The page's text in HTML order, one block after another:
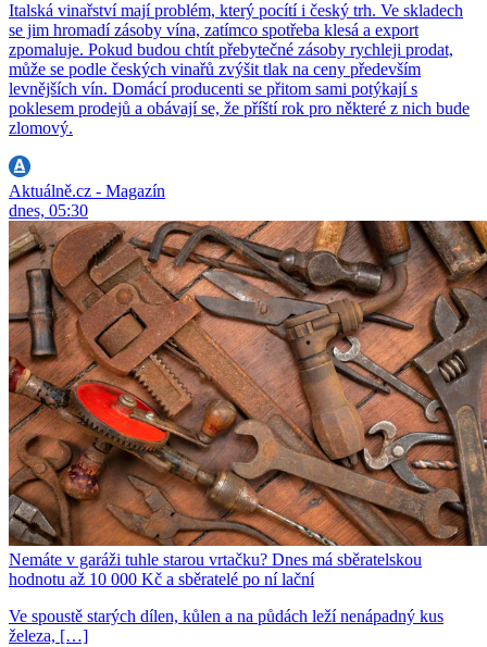
Italská vinařství mají problém, který pocítí i český trh. Ve skladech
se jim hromadí zásoby vína, zatímco spotřeba klesá a export
zpomaluje. Pokud budou chtít přebytečné zásoby rychleji prodat,
může se podle českých vinařů zvýšit tlak na ceny především
levnějších vín. Domácí producenti se přitom sami potýkají s
poklesem prodejů a obávají se, že příští rok pro některé z nich bude
zlomový.
Aktuálně.cz - Magazín
dnes, 05:30
Nemáte v garáži tuhle starou vrtačku? Dnes má sběratelskou
hodnotu až 10 000 Kč a sběratelé po ní lační
Ve spoustě starých dílen, kůlen a na půdách leží nenápadný kus
železa, […]